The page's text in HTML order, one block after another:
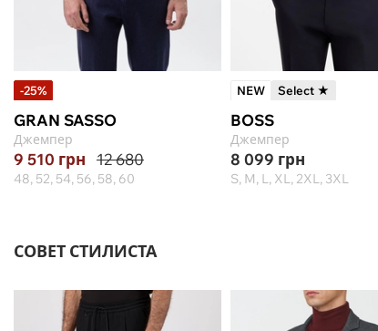
-25%
GRAN SASSO
Джемпер
9 510 грн 12 680
48, 52, 54, 56, 58, 60
NEW Select ★
BOSS
Джемпер
8 099 грн
S, M, L, XL, 2XL, 3XL
СОВЕТ СТИЛИСТА